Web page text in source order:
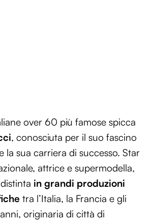
over 60 più famose spicca
, conosciuta per il suo fascino
la sua carriera di successo. Star
attrice e supermodella,
in grandi produzioni
tra l’Italia, la Francia e gli
originaria di città di